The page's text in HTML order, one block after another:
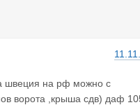
швеция на рф можно с
ворота ,крыша сдв) даф